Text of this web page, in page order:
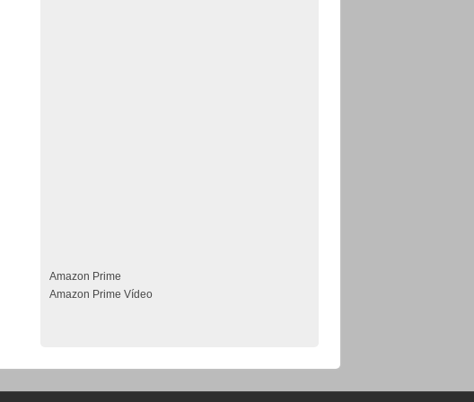
Amazon Prime
Amazon Prime Vídeo